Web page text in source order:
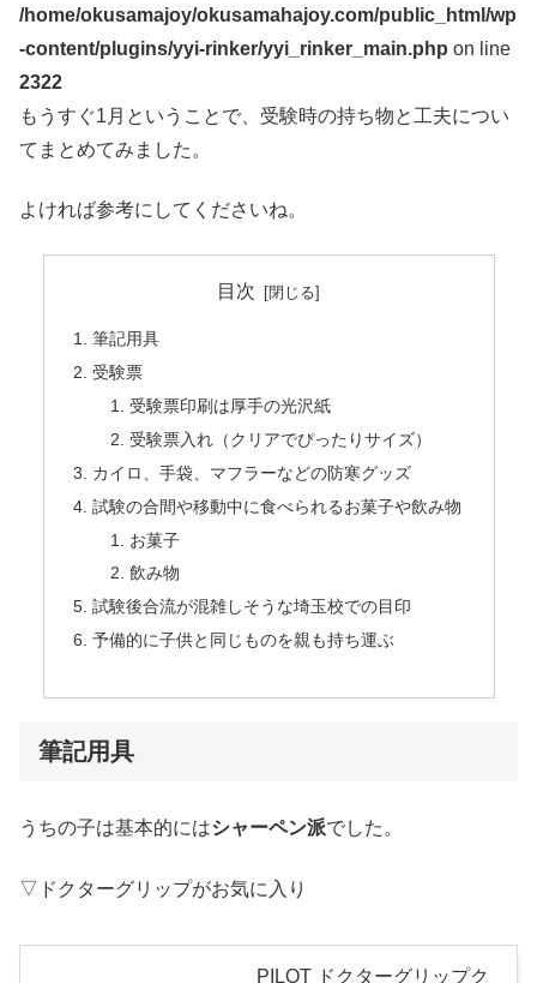
/home/okusamajoy/okusamahajoy.com/public_html/wp
-content/plugins/yyi-rinker/yyi_rinker_main.php on line
2322
もうすぐ1月ということで、受験時の持ち物と工夫につい
てまとめてみました。
よければ参考にしてくださいね。
目次
筆記用具
受験票
受験票印刷は厚手の光沢紙
受験票入れ（クリアでぴったりサイズ）
カイロ、手袋、マフラーなどの防寒グッズ
試験の合間や移動中に食べられるお菓子や飲み物
お菓子
飲み物
試験後合流が混雑しそうな埼玉校での目印
予備的に子供と同じものを親も持ち運ぶ
筆記用具
うちの子は基本的にはシャーペン派でした。
▽ドクターグリップがお気に入り
PILOT ドクターグリップク